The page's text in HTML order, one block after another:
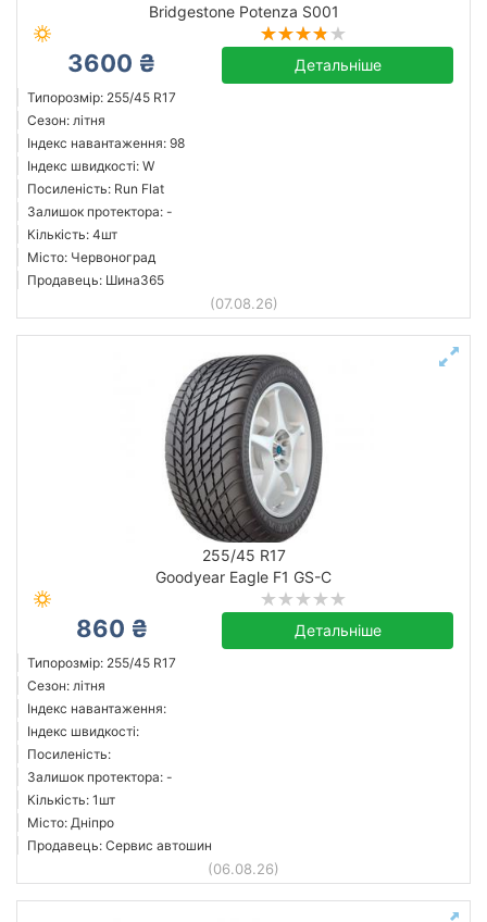
Bridgestone Potenza S001
3600 ₴ Детальніше
Типорозмір: 255/45 R17
Сезон: літня
Індекс навантаження: 98
Індекс швидкості: W
Посиленість: Run Flat
Залишок протектора: -
Кількість: 4шт
Місто: Червоноград
Продавець: Шина365
(07.08.26)
255/45 R17
Goodyear Eagle F1 GS-C
860 ₴ Детальніше
Типорозмір: 255/45 R17
Сезон: літня
Індекс навантаження:
Індекс швидкості:
Посиленість:
Залишок протектора: -
Кількість: 1шт
Місто: Дніпро
Продавець: Сервис автошин
(06.08.26)